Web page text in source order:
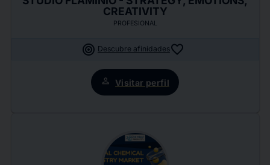
CREATIVITY
PROFESIONAL
target Descubre afinidadesfavorite
person Visitar perfil